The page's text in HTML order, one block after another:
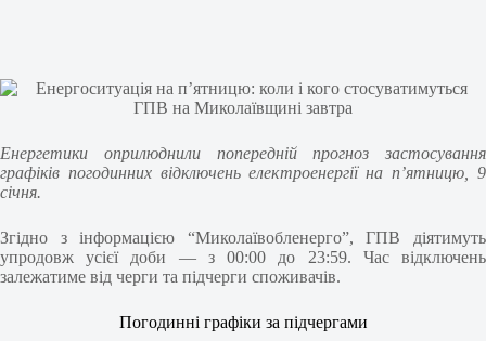
Енергетики оприлюднили попередній прогноз застосування
графіків погодинних відключень електроенергії на п’ятницю, 9
січня.
Згідно з інформацією “Миколаївобленерго”, ГПВ діятимуть
упродовж усієї доби — з 00:00 до 23:59. Час відключень
залежатиме від черги та підчерги споживачів.
Погодинні графіки за підчергами